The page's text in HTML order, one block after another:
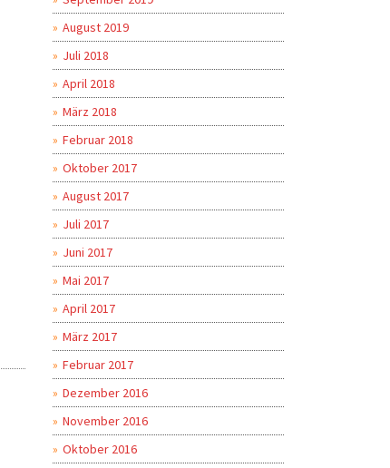
August 2019
Juli 2018
April 2018
März 2018
Februar 2018
Oktober 2017
August 2017
Juli 2017
Juni 2017
Mai 2017
April 2017
März 2017
Februar 2017
Dezember 2016
November 2016
Oktober 2016